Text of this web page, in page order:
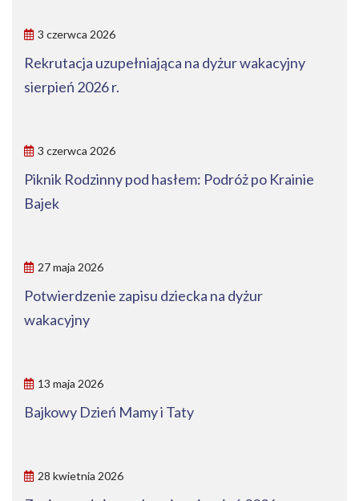
3 czerwca 2026
Rekrutacja uzupełniająca na dyżur wakacyjny
sierpień 2026 r.
3 czerwca 2026
Piknik Rodzinny pod hasłem: Podróż po Krainie
Bajek
27 maja 2026
Potwierdzenie zapisu dziecka na dyżur
wakacyjny
13 maja 2026
Bajkowy Dzień Mamy i Taty
28 kwietnia 2026